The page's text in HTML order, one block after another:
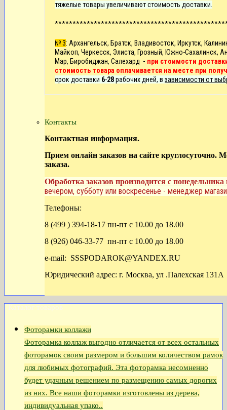
тяжелые товары увеличивают стоимость доставки.
№ 3: Архангельск, Братск, Владивосток, Иркутск,
Майкоп, Черкесск, Элиста, Грозный, Южно-Сахалинск,
Мар, Биробиджан, Салехард - при стоимости
стоимость товара оплачивается на месте при
срок доставки 6-28рабочих дней, в зависимости от
Контакты
Контактная информация.
Прием онлайн заказов на сайте круглосуточно.
заказа.
Обработка заказов производится с
вечером, субботу или воскресенье - менеджер
Телефоны:
8 (499 ) 394-18-17 пн-пт с 10.00 до 18.00
8 (926) 046-33-77 пн-пт с 10.00 до 18.00
e-mail: SSSPODAROK@YANDEX.RU
Юридический адрес: г. Москва, ул .Палехская 131А
Каталог товаров
Фоторамки коллажи
Фоторамка коллаж выгодно отличается от всех остальных
фоторамок своим размером и большим количеством рамок
для любимых фотографий. Эта фоторамка несомненно
будет удачным решением по размещению самых дорогих
из них. Все наши фоторамки изготовлены из дерева,
индивидуальная упако..